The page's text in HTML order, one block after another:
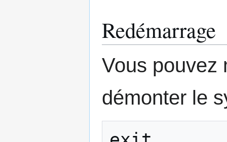
Redémarrage
Vous pouvez
démonter le